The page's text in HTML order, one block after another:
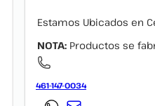
Estamos Ubicados en
NOTA: Productos se
461-147-0034